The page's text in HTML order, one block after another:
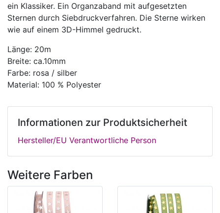
ein Klassiker. Ein Organzaband mit aufgesetzten
Sternen durch Siebdruckverfahren. Die Sterne wirken
wie auf einem 3D-Himmel gedruckt.
Länge: 20m
Breite: ca.10mm
Farbe: rosa / silber
Material: 100 % Polyester
Informationen zur Produktsicherheit
Hersteller/EU Verantwortliche Person
Weitere Farben